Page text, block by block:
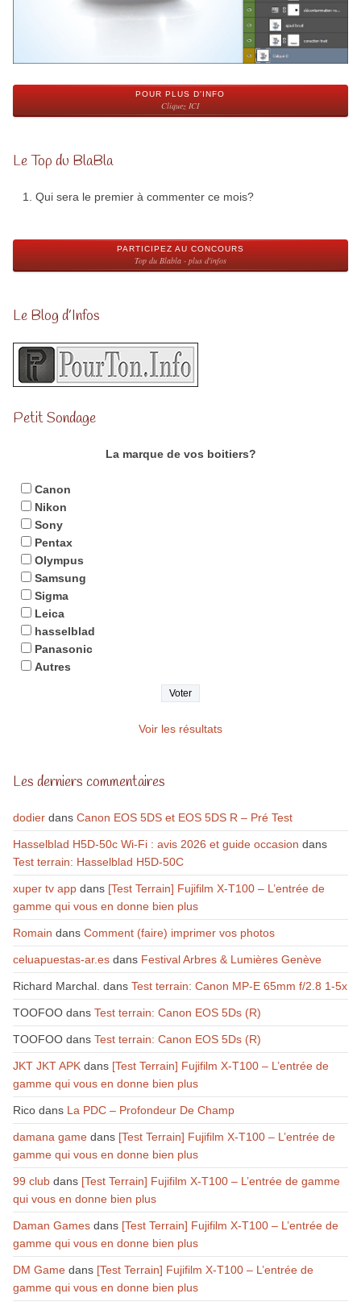
POUR PLUS D'INFO
Cliquez ICI
Le Top du BlaBla
Qui sera le premier à commenter ce mois?
PARTICIPEZ AU CONCOURS
Top du Blabla - plus d'infos
Le Blog d’Infos
Petit Sondage
La marque de vos boitiers?
Canon
Nikon
Sony
Pentax
Olympus
Samsung
Sigma
Leica
hasselblad
Panasonic
Autres
Voir les résultats
Les derniers commentaires
dodierdans Canon EOS 5DS et EOS 5DS R – Pré Test
Hasselblad H5D-50c Wi-Fi : avis 2026 et guide occasion dans
Test terrain: Hasselblad H5D-50C
xuper tv appdans [Test Terrain] Fujifilm X-T100 – L’entrée de
gamme qui vous en donne bien plus
Romain dans Comment (faire) imprimer vos photos
celuapuestas-ar.esdans Festival Arbres & Lumières Genève
Richard Marchal. dans Test terrain: Canon MP-E 65mm f/2.8 1-5x
TOOFOOdans Test terrain: Canon EOS 5Ds (R)
TOOFOOdans Test terrain: Canon EOS 5Ds (R)
JKT JKT APKdans [Test Terrain] Fujifilm X-T100 – L’entrée de
gamme qui vous en donne bien plus
Ricodans La PDC – Profondeur De Champ
damana gamedans [Test Terrain] Fujifilm X-T100 – L’entrée de
gamme qui vous en donne bien plus
99 clubdans [Test Terrain] Fujifilm X-T100 – L’entrée de gamme
qui vous en donne bien plus
Daman Gamesdans [Test Terrain] Fujifilm X-T100 – L’entrée de
gamme qui vous en donne bien plus
DM Gamedans [Test Terrain] Fujifilm X-T100 – L’entrée de
gamme qui vous en donne bien plus